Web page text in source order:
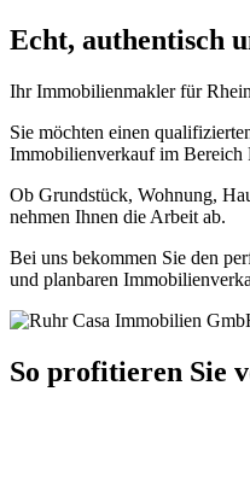
Echt, authentisch
Ihr Immobilienmakler für
Sie möchten einen
Immobilienverkauf im Bereich
Ob Grundstück, Wohnung,
nehmen Ihnen die Arbeit ab.
Bei uns bekommen Sie den
und planbaren
So profitieren Sie